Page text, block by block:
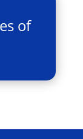
of